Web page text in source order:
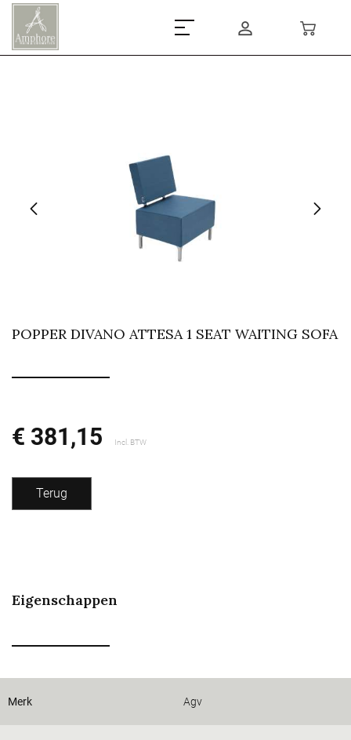
POPPER DIVANO ATTESA 1 SEAT WAITING SOFA
€ 381,15 Incl. BTW
Terug
Eigenschappen
Merk Agv